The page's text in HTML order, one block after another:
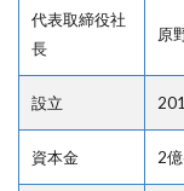
代表取締役社
長
原
設立
資本金 2